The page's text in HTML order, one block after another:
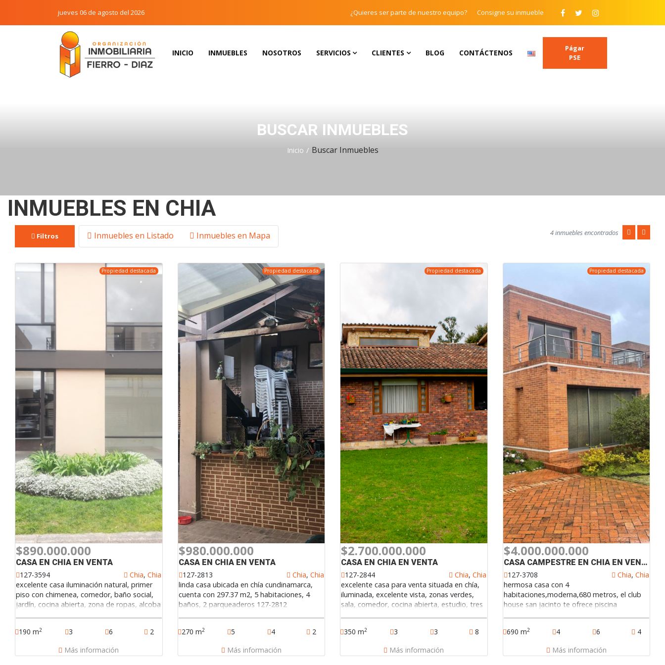
jueves 06 de agosto del 2026 ¿Quieres ser parte de nuestro equipo? Consigne su inmueble
INICIO INMUEBLES NOSOTROS SERVICIOS CLIENTES BLOG CONTÁCTENOS
Págar
PSE
BUSCAR INMUEBLES
Inicio Buscar Inmuebles
INMUEBLES EN CHIA
Filtros Inmuebles en Listado Inmuebles en Mapa 4 inmuebles encontrados
Propiedad destacada
$890.000.000
CASA EN CHIA EN VENTA
127-3594
Chia,Chia
excelente casa iluminación natural, primer
piso con chimenea, comedor, baño social,
jardín, cocina abierta, zona de ropas, alcoba
closet y vestier, pisos en alfombra, baños
tercer piso, alcoba tres con baño privado
190 m2 3 6
2
Más información
Propiedad destacada
$980.000.000
CASA EN CHIA EN VENTA
127-2813
Chia, Chia
linda casa ubicada en chía cundinamarca,
cuenta con 297.37 m2, 5 habitaciones, 4
baños, 2 parqueaderos 127-2812
270 m2 5 4
2
Más información
Propiedad destacada
$2.700.000.000
CASA EN CHIA EN VENTA
127-2844
Chia,Chia
excelente casa para venta situada en chía,
iluminada, excelente vista, zonas verdes,
sala, comedor, cocina abierta, estudio, tres
350 m2 3 3
8
Más información
Propiedad destacada
$4.000.000.000
CASA CAMPESTRE EN CHIA EN VENTA
127-3708
Chia, Chia
hermosa casa con 4
habitaciones,moderna,680 metros, el club
house san jacinto te ofrece piscina
canchas de tenis en polvo de ladrillo, cancha
muy cerca de bogotá a centros comerciales
690 m2 4 6
4
Más información